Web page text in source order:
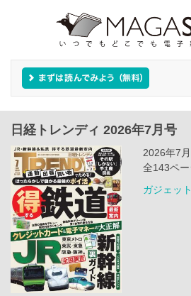
日経トレンディ 2026年7月号
2026年7
全143ペ
ガジェッ